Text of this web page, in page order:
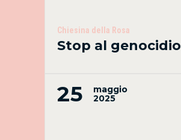
Chiesina della Rosa
Stop al genocidio
25
maggio
2025